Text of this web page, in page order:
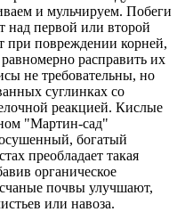
и мульчируем. Побеги
над первой или второй
при повреждении корней,
расправить их
не требовательны, но
суглинках со
реакцией. Кислые
"Мартин-сад"
богатый
преобладает такая
органическое
почвы улучшают,
или навоза.